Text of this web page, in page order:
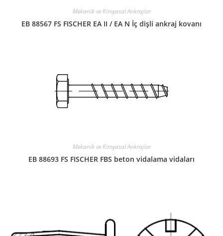
Mekanik ve Kimyasal Ankrajlar
EB 88567 FS FISCHER EA II / EA N İç dişli ankraj kovanı
Mekanik ve Kimyasal Ankrajlar
EB 88693 FS FISCHER FBS beton vidalama vidaları